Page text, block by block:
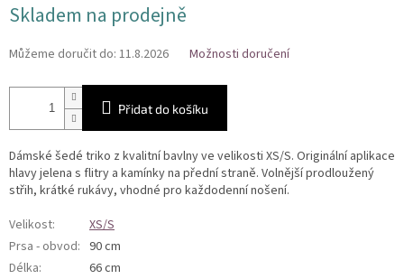
cena:
Skladem na prodejně
Můžeme doručit do: 11.8.2026 Možnosti doručení
Přidat do košíku
Dámské šedé triko z kvalitní bavlny ve velikosti XS/S. Originální aplikace
hlavy jelena s flitry a kamínky na přední straně. Volnější prodloužený
střih, krátké rukávy, vhodné pro každodenní nošení.
Velikost:
XS/S
Prsa - obvod: 90 cm
Délka:
66 cm